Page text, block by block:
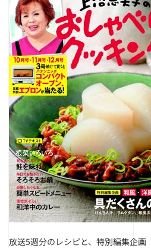
放送5週分のレシピと、特別編集企画